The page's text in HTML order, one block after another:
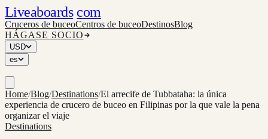
Liveaboards com
Cruceros de buceoCentros de buceoDestinosBlog
HÁGASE SOCIO
USD
es
Home/Blog/Destinations/El arrecife de Tubbataha: la única
experiencia de crucero de buceo en Filipinas por la que vale la pena
organizar el viaje
Destinations